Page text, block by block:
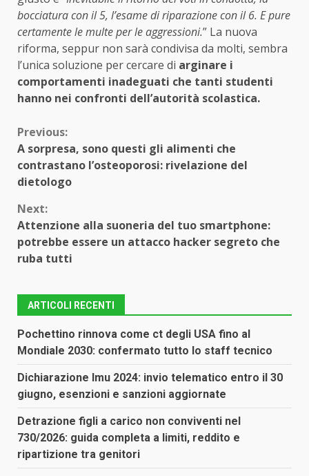
bocciatura con il 5, l’esame di riparazione con il 6. E pure
certamente le multe per le aggressioni.” La nuova
riforma, seppur non sarà condivisa da molti, sembra
l’unica soluzione per cercare di arginare i
comportamenti inadeguati che tanti studenti
hanno nei confronti dell’autorità scolastica.
Continue
Reading
Previous:
A sorpresa, sono questi gli alimenti che
contrastano l’osteoporosi: rivelazione del
dietologo
Next:
Attenzione alla suoneria del tuo smartphone:
potrebbe essere un attacco hacker segreto che
ruba tutti
ARTICOLI RECENTI
Pochettino rinnova come ct degli USA fino al
Mondiale 2030: confermato tutto lo staff tecnico
Dichiarazione Imu 2024: invio telematico entro il 30
giugno, esenzioni e sanzioni aggiornate
Detrazione figli a carico non conviventi nel
730/2026: guida completa a limiti, reddito e
ripartizione tra genitori